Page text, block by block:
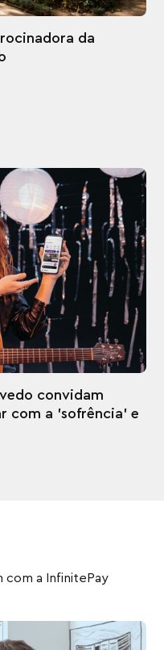
da
convidam
com a 'sofrência' e
com a InfinitePay